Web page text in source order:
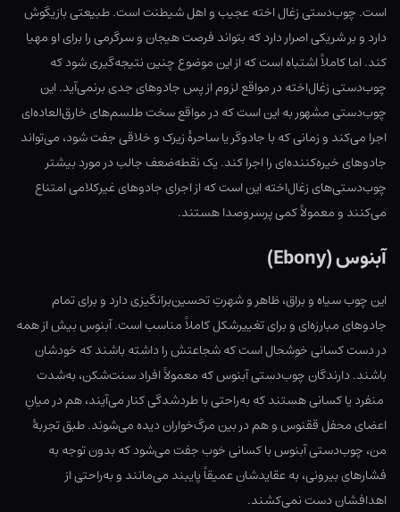
است. چوب‌دستی زغال اخته عجیب و اهل شیطنت است. طبیعتی بازیگوش
دارد و بر شریکی اصرار دارد که بتواند فرصت هیجان و سرگرمی را برای او مهیا
کند. اما کاملاً اشتباه است که از این موضوع چنین نتیجه‌گیری شود که
چوب‌دستی زغال‌اخته در مواقع لزوم از پس جادوهای جدی برنمی‌آید. این
چوب‌دستی مشهور به این است که در مواقع سخت طلسم‌های خارق‌العاده‌ای
اجرا می‌کند و زمانی که با جادوگر یا ساحرهٔ زیرک و خلاقی جفت شود، می‌تواند
جادوهای خیره‌کننده‌ای را اجرا کند. یک نقطه‌ضعف جالب در مورد بیشتر
چوب‌دستی‌های زغال‌اخته این است که از اجرای جادوهای غیرکلامی امتناع
می‌کنند و معمولاً کمی پرسروصدا هستند.
آبنوس (Ebony)
این چوب سیاه و براق، ظاهر و شهرتِ تحسین‌برانگیزی دارد و برای تمام
جادوهای مبارزه‌ای و برای تغییرشکل کاملاً مناسب است. آبنوس بیش از همه
در دست کسانی خوشحال است که شجاعتش را داشته باشند که خودشان
باشند. دارندگان چوب‌دستی آبنوس که معمولاً افراد سنت‌شکن، به‌شدت
منفرد یا کسانی هستند که به‌راحتی با طردشدگی کنار می‌آیند، هم در میانِ
اعضای محفل ققنوس و هم در بین مرگ‌خواران دیده می‌شوند. طبق تجربهٔ
من، چوب‌دستی آبنوس با کسانی خوب جفت می‌شود که بدون توجه به
فشارهای بیرونی، به عقایدشان عمیقاً پایبند می‌مانند و به‌راحتی از
اهدافشان دست نمی‌کشند.